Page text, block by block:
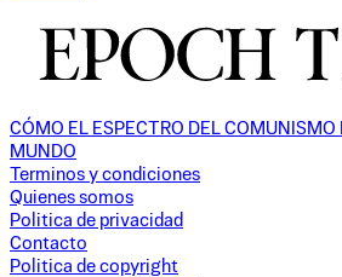
CÓMO EL ESPECTRO DEL COMUNISMO
MUNDO
Terminos y condiciones
Quienes somos
Politica de privacidad
Contacto
Politica de copyright